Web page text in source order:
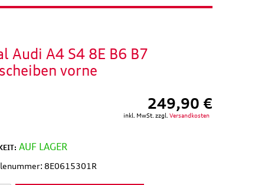
Audi A4 S4 8E B6 B7
vorne
249,90 €
inkl. MwSt. zzgl. Versandkosten
AUF LAGER
8E0615301R